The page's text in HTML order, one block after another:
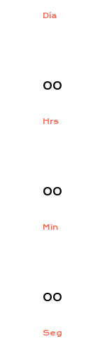
Día
00
Hrs
00
Min
00
Seg